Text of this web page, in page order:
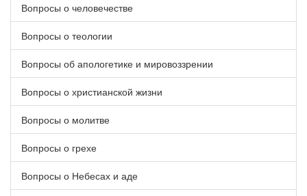
Вопросы о человечестве
Вопросы о теологии
Вопросы об апологетике и мировоззрении
Вопросы о христианской жизни
Вопросы о молитве
Вопросы о грехе
Вопросы о Небесах и аде